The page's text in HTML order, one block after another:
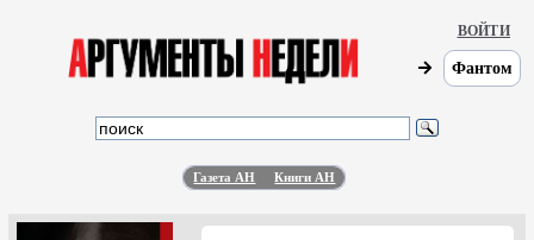
Фантом
ВОЙТИ
Газета АН Книги АН